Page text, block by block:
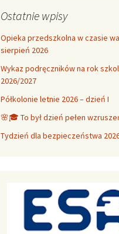
Ostatnie wpisy
Opieka przedszkolna w czasie
sierpień 2026
Wykaz podręczników na rok
2026/2027
Półkolonie letnie 2026 – dzień I
🌸🎓 To był dzień pełen
Tydzień dla bezpieczeństwa